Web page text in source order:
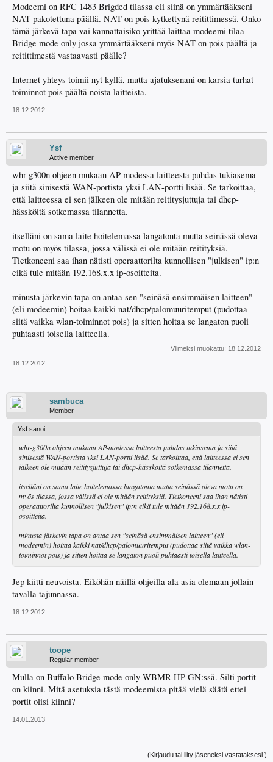
Modeemi on RFC 1483 Brigded tilassa eli siinä on ymmärtääkseni
NAT pakotettuna päällä. NAT on pois kytkettynä reitittimessä. Onko
tämä järkevä tapa vai kannattaisiko yrittää laittaa modeemi tilaa
Bridge mode only jossa ymmärtääkseni myös NAT on pois päältä ja
reitittimestä vastaavasti päälle?
Internet yhteys toimii nyt kyllä, mutta ajatuksenani on karsia turhat
toiminnot pois päältä noista laitteista.
18.12.2012
Ysf
Active member
whr-g300n ohjeen mukaan AP-modessa laitteesta puhdas tukiasema
ja siitä sinisestä WAN-portista yksi LAN-portti lisää. Se tarkoittaa,
että laitteessa ei sen jälkeen ole mitään reititysjuttuja tai dhcp-
hässköitä sotkemassa tilannetta.
itselläni on sama laite hoitelemassa langatonta mutta seinässä oleva
motu on myös tilassa, jossa välissä ei ole mitään reitityksiä.
Tietkoneeni saa ihan nätisti operaattorilta kunnollisen "julkisen" ip:n
eikä tule mitään 192.168.x.x ip-osoitteita.
minusta järkevin tapa on antaa sen "seinäsä ensimmäisen laitteen"
(eli modeemin) hoitaa kaikki nat/dhcp/palomuuritemput (pudottaa
siitä vaikka wlan-toiminnot pois) ja sitten hoitaa se langaton puoli
puhtaasti toisella laitteella.
Viimeksi muokattu: 18.12.2012
18.12.2012
sambuca
Member
Ysf sanoi:
whr-g300n ohjeen mukaan AP-modessa laitteesta puhdas tukiasema ja siitä
sinisestä WAN-portista yksi LAN-portti lisää. Se tarkoittaa, että laitteessa ei sen
jälkeen ole mitään reititysjuttuja tai dhcp-hässköitä sotkemassa tilannetta.
itselläni on sama laite hoitelemassa langatonta mutta seinässä oleva motu on
myös tilassa, jossa välissä ei ole mitään reitityksiä. Tietkoneeni saa ihan nätisti
operaattorilta kunnollisen "julkisen" ip:n eikä tule mitään 192.168.x.x ip-
osoitteita.
minusta järkevin tapa on antaa sen "seinäsä ensimmäisen laitteen" (eli
modeemin) hoitaa kaikki nat/dhcp/palomuuritemput (pudottaa siitä vaikka wlan-
toiminnot pois) ja sitten hoitaa se langaton puoli puhtaasti toisella laitteella.
Jep kiitti neuvoista. Eiköhän näillä ohjeilla ala asia olemaan jollain
tavalla tajunnassa.
18.12.2012
toope
Regular member
Mulla on Buffalo Bridge mode only WBMR-HP-GN:ssä. Silti portit
on kiinni. Mitä asetuksia tästä modeemista pitää vielä säätä ettei
portit olisi kiinni?
14.01.2013
(Kirjaudu tai liity jäseneksi vastataksesi.)